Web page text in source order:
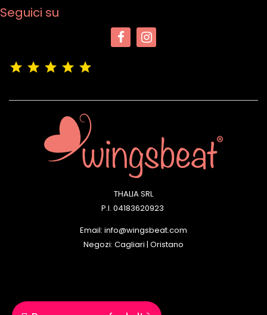
Seguici su
THALIA SRL
P.I. 04183620923
Email: info@wingsbeat.com
Negozi: Cagliari | Oristano